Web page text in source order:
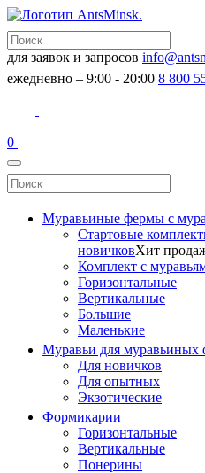
для заявок и запросов
ежедневно – 9:00 - 20:00 8 800
0
Муравьиные фермы с
Стартовые
новичковХит
Комплект с
Горизонтальные
Вертикальные
Большие
Маленькие
Муравьи для муравьиных
Для новичков
Для опытных
Экзотические
Формикарии
Горизонтальные
Вертикальные
Понерины